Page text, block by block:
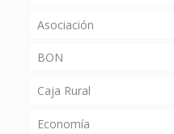
Asociación
BON
Caja Rural
Economía